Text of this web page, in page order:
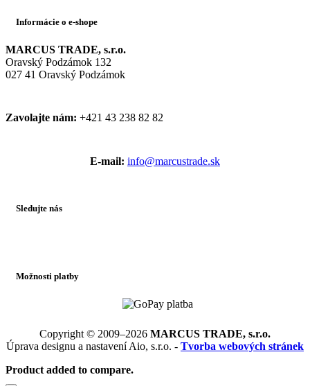
Informácie o e-shope
MARCUS TRADE, s.r.o.
Oravský Podzámok 132
027 41 Oravský Podzámok
Zavolajte nám: +421 43 238 82 82
E-mail: info@marcustrade.sk
Sledujte nás
Možnosti platby
Copyright © 2009–2026 MARCUS TRADE, s.r.o.
Úprava designu a nastavení Aio, s.r.o. - Tvorba webových stránek
Product added to compare.